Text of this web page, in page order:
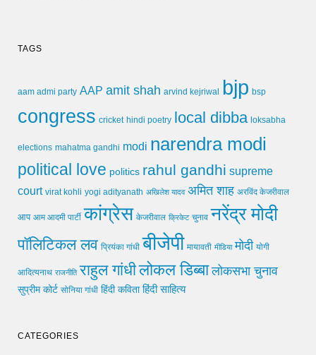
TAGS
aam admi party AAP amit shah arvind kejriwal bjp bsp
congress cricket hindi poetry local dibba loksabha
elections mahatma gandhi modi narendra modi
political love politics rahul gandhi supreme
court virat kohli yogi adityanath अखिलेश यादव अमित शाह अरविंद केजरीवाल
आप आम आदमी पार्टी कांग्रेस केजरीवाल क्रिकेट चुनाव नरेंद्र मोदी
पॉलिटिकल लव प्रियंका गांधी बीजेपी मायावती मीडिया मोदी योगी
आदित्यनाथ राजनीति राहुल गांधीलोकल डिब्बा लोकसभा चुनाव
सुप्रीम कोर्ट सोनिया गांधी हिंदी कविता हिंदी साहित्य
CATEGORIES